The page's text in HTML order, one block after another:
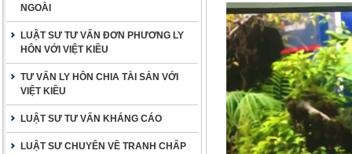
NGOÀI
LUẬT SƯ TƯ VẤN ĐƠN PHƯƠNG LY
HÔN VỚI VIỆT KIỀU
TƯ VẤN LY HÔN CHIA TÀI SẢN VỚI
VIỆT KIỀU
LUẬT SƯ TƯ VẤN KHÁNG CÁO
LUẬT SƯ CHUYÊN VỀ TRANH CHẤP